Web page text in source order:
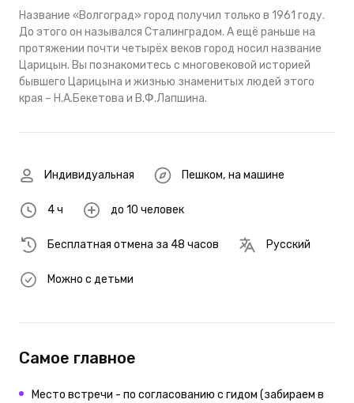
Название «Волгоград» город получил только в 1961 году.
До этого он назывался Сталинградом. А ещё раньше на
протяжении почти четырёх веков город носил название
Царицын. Вы познакомитесь с многовековой историей
бывшего Царицына и жизнью знаменитых людей этого
края – Н.А.Бекетова и В.Ф.Лапшина.
Индивидуальная Пешком, на машине
4 ч до 10 человек
Бесплатная отмена за 48 часов Русский
Можно с детьми
Самое главное
Место встречи - по согласованию с гидом (забираем в